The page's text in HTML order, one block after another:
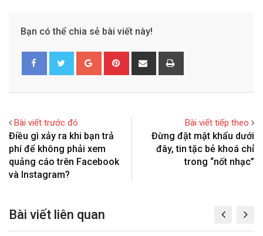
Bạn có thể chia sẻ bài viết này!
o
i
e
h
r
Bài viết trước đó
Điều gì xảy ra khi bạn trả
phí để không phải xem
quảng cáo trên Facebook
và Instagram?
Bài viết tiếp theo
Đừng đặt mật khẩu dưới
đây, tin tặc bẻ khoá chỉ
trong “nốt nhạc”
Bài viết liên quan